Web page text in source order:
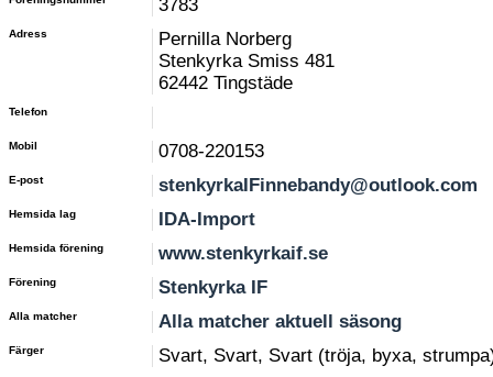
3783
Adress
Pernilla Norberg
Stenkyrka Smiss 481
62442 Tingstäde
Telefon
Mobil 0708-220153
E-post stenkyrkaIFinnebandy@outlook.com
Hemsida lag IDA-Import
Hemsida förening www.stenkyrkaif.se
Förening Stenkyrka IF
Alla matcher Alla matcher aktuell säsong
Färger Svart, Svart, Svart (tröja, byxa,